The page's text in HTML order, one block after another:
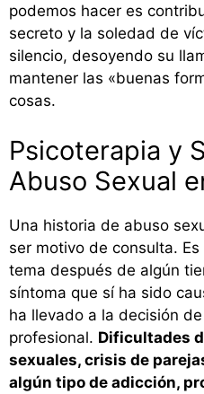
podemos hacer es
secreto y la soledad de
silencio, desoyendo su
mantener las «buenas
cosas.
Psicoterapia y
Abuso Sexual
Una historia de abuso
ser motivo de consulta.
tema después de algún
síntoma que sí ha sido
ha llevado a la decisión
profesional. Dificultades
sexuales, crisis de
algún tipo de adicción,